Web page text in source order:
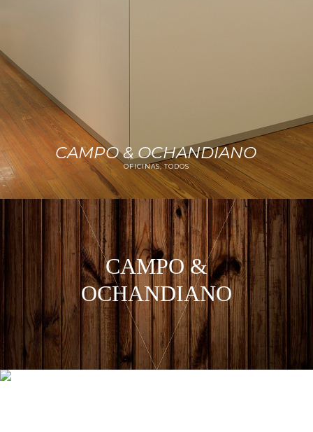
CAMPO & OCHANDIANO
OFICINAS, TODOS
CAMPO &
OCHANDIANO